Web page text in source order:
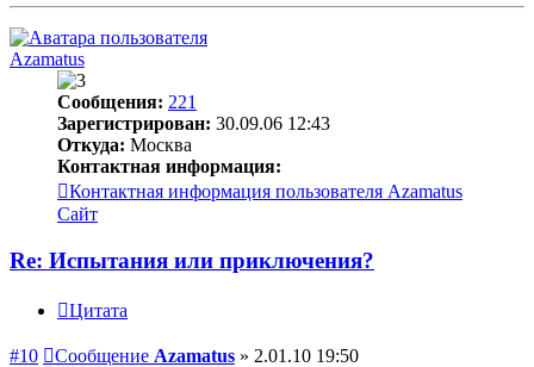
Azamatus
Сообщения: 221
Зарегистрирован: 30.09.06 12:43
Откуда: Москва
Контактная информация:
Контактная информация пользователя Azamatus
Сайт
Re: Испытания или приключения?
Цитата
#10 Сообщение Azamatus » 2.01.10 19:50